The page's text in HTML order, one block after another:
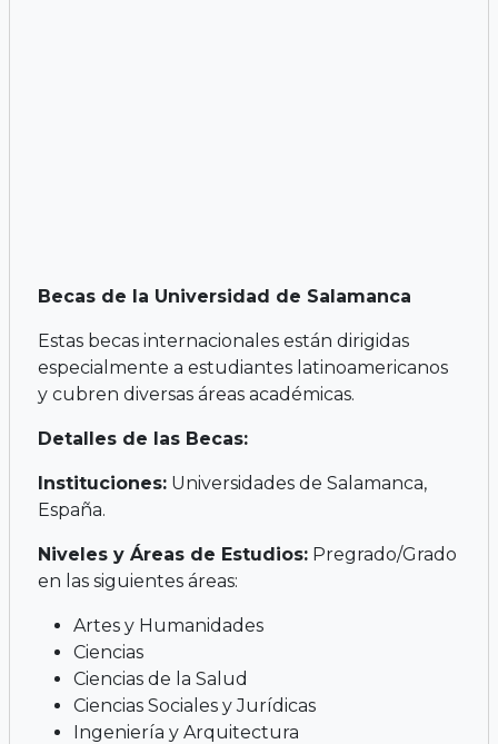
Becas de la Universidad de Salamanca
Estas becas internacionales están dirigidas
especialmente a estudiantes latinoamericanos
y cubren diversas áreas académicas.
Detalles de las Becas:
Instituciones: Universidades de Salamanca,
España.
Niveles y Áreas de Estudios: Pregrado/Grado
en las siguientes áreas:
Artes y Humanidades
Ciencias
Ciencias de la Salud
Ciencias Sociales y Jurídicas
Ingeniería y Arquitectura